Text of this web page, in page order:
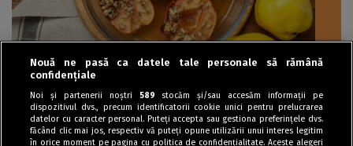
Dulciuri
Gutui coapte cu nuci și miere
Nouă ne pasă ca datele tale personale să rămână
confidențiale
Noi și partenerii noștri 589 stocăm și/sau accesăm informații pe
dispozitivul dvs., precum identificatorii cookie unici pentru prelucrarea
datelor cu caracter personal. Puteți accepta sau gestiona preferințele dvs.
făcând clic mai jos, respectiv vă puteți opune utilizării unui interes legitim
în orice moment pe pagina cu politica de confidențialitate. Aceste alegeri